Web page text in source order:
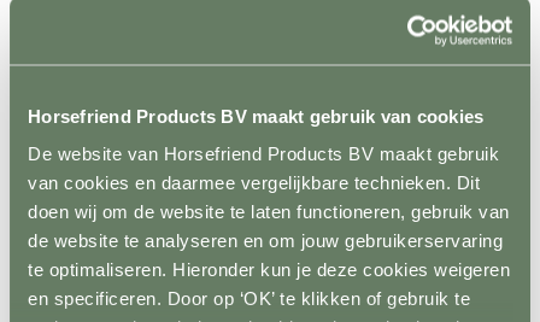
Horsefriend Products BV maakt gebruik van cookies
De website van Horsefriend Products BV maakt gebruik
van cookies en daarmee vergelijkbare technieken. Dit
doen wij om de website te laten functioneren, gebruik van
de website te analyseren en om jouw gebruikerservaring
te optimaliseren. Hieronder kun je deze cookies weigeren
en specificeren. Door op ‘OK’ te klikken of gebruik te
Mobiele ventilatoren
Conditie en gezondheid
Terug
Solaria
Trainingsbanden
Verzorgingsproducten
Supplementen en Voer